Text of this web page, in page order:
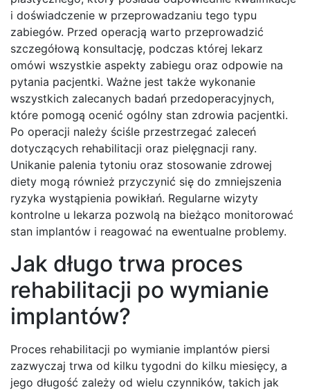
i doświadczenie w przeprowadzaniu tego typu
zabiegów. Przed operacją warto przeprowadzić
szczegółową konsultację, podczas której lekarz
omówi wszystkie aspekty zabiegu oraz odpowie na
pytania pacjentki. Ważne jest także wykonanie
wszystkich zalecanych badań przedoperacyjnych,
które pomogą ocenić ogólny stan zdrowia pacjentki.
Po operacji należy ściśle przestrzegać zaleceń
dotyczących rehabilitacji oraz pielęgnacji rany.
Unikanie palenia tytoniu oraz stosowanie zdrowej
diety mogą również przyczynić się do zmniejszenia
ryzyka wystąpienia powikłań. Regularne wizyty
kontrolne u lekarza pozwolą na bieżąco monitorować
stan implantów i reagować na ewentualne problemy.
Jak długo trwa proces
rehabilitacji po wymianie
implantów?
Proces rehabilitacji po wymianie implantów piersi
zazwyczaj trwa od kilku tygodni do kilku miesięcy, a
jego długość zależy od wielu czynników, takich jak